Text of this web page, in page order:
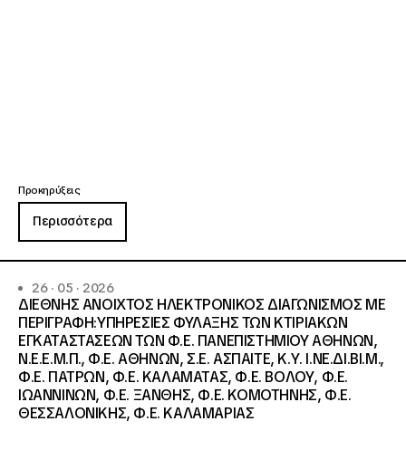
Προκηρύξεις
Περισσότερα
26 · 05 · 2026
ΔΙΕΘΝΗΣ ΑΝΟΙΧΤΟΣ ΗΛΕΚΤΡΟΝΙΚΟΣ ΔΙΑΓΩΝΙΣΜΟΣ ΜΕ
ΠΕΡΙΓΡΑΦΗ:ΥΠΗΡΕΣΙΕΣ ΦΥΛΑΞΗΣ ΤΩΝ ΚΤΙΡΙΑΚΩΝ
ΕΓΚΑΤΑΣΤΑΣΕΩΝ ΤΩΝ Φ.Ε. ΠΑΝΕΠΙΣΤΗΜΙΟΥ ΑΘΗΝΩΝ,
Ν.Ε.Ε.Μ.Π., Φ.Ε. ΑΘΗΝΩΝ, Σ.Ε. ΑΣΠΑΙΤΕ, Κ.Υ. Ι.ΝΕ.ΔΙ.ΒΙ.Μ.,
Φ.Ε. ΠΑΤΡΩΝ, Φ.Ε. ΚΑΛΑΜΑΤΑΣ, Φ.Ε. ΒΟΛΟΥ, Φ.Ε.
ΙΩΑΝΝΙΝΩΝ, Φ.Ε. ΞΑΝΘΗΣ, Φ.Ε. ΚΟΜΟΤΗΝΗΣ, Φ.Ε.
ΘΕΣΣΑΛΟΝΙΚΗΣ, Φ.Ε. ΚΑΛΑΜΑΡΙΑΣ